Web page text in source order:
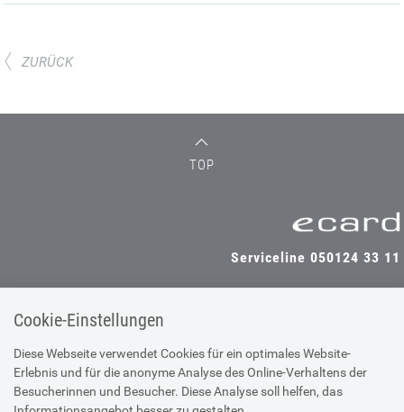
Cookie-Einstellungen
Diese Webseite verwendet Cookies für ein optimales Website-
Erlebnis und für die anonyme Analyse des Online-Verhaltens der
Besucherinnen und Besucher. Diese Analyse soll helfen, das
ZURÜCK
TOP
Serviceline 050124 33 11